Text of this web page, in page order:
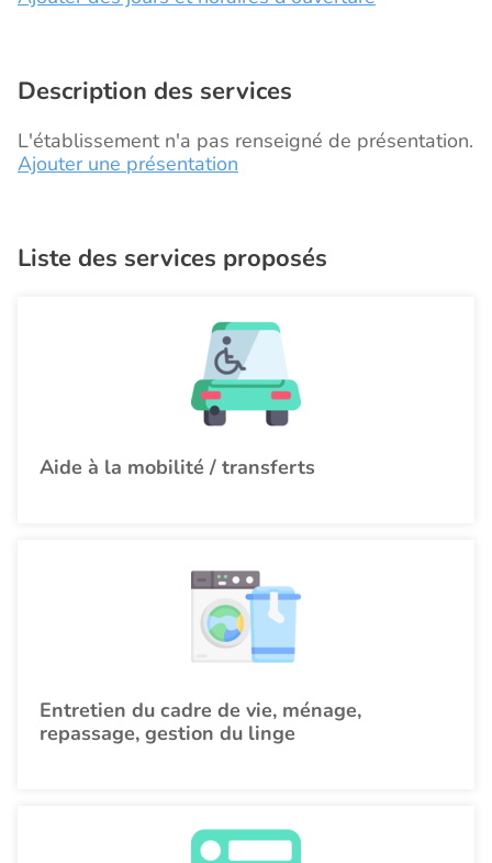
Description des services
L'établissement n'a pas renseigné de présentation.
Ajouter une présentation
Liste des services proposés
Aide à la mobilité / transferts
Entretien du cadre de vie, ménage,
repassage, gestion du linge